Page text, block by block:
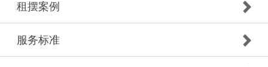
租摆案例
服务标准